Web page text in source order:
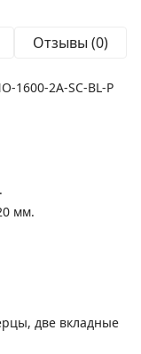
Отзывы (0)
1600-2A-SC-BL-P
мм.
две вкладные